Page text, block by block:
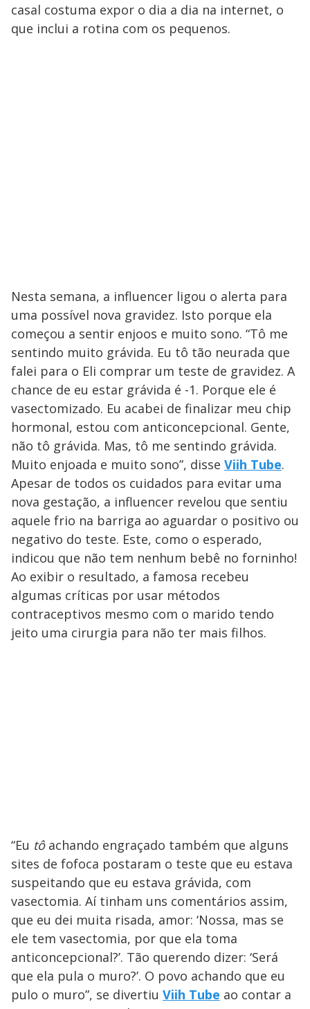
casal costuma expor o dia a dia na internet, o
que inclui a rotina com os pequenos.
Nesta semana, a influencer ligou o alerta para
uma possível nova gravidez. Isto porque ela
começou a sentir enjoos e muito sono. “Tô me
sentindo muito grávida. Eu tô tão neurada que
falei para o Eli comprar um teste de gravidez. A
chance de eu estar grávida é -1. Porque ele é
vasectomizado. Eu acabei de finalizar meu chip
hormonal, estou com anticoncepcional. Gente,
não tô grávida. Mas, tô me sentindo grávida.
Muito enjoada e muito sono”, disse Viih Tube.
Apesar de todos os cuidados para evitar uma
nova gestação, a influencer revelou que sentiu
aquele frio na barriga ao aguardar o positivo ou
negativo do teste. Este, como o esperado,
indicou que não tem nenhum bebê no forninho!
Ao exibir o resultado, a famosa recebeu
algumas críticas por usar métodos
contraceptivos mesmo com o marido tendo
jeito uma cirurgia para não ter mais filhos.
“Eu tôachando engraçado também que alguns
sites de fofoca postaram o teste que eu estava
suspeitando que eu estava grávida, com
vasectomia. Aí tinham uns comentários assim,
que eu dei muita risada, amor: ‘Nossa, mas se
ele tem vasectomia, por que ela toma
anticoncepcional?’. Tão querendo dizer: ‘Será
que ela pula o muro?’. O povo achando que eu
pulo o muro”, se divertiu Viih Tube ao contar a